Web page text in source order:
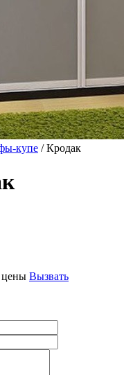
купе / Кродак
цены Вызвать